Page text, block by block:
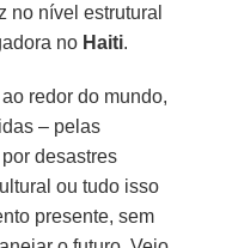
no nível estrutural
no Haiti.
redor do mundo,
– pelas
desastres
ou tudo isso
presente, sem